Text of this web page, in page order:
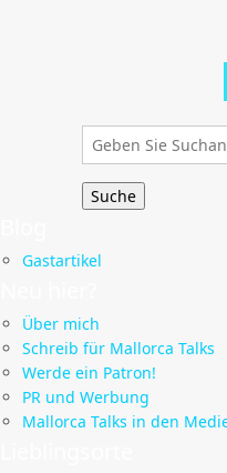
Suchen
nach:
Gastartikel
Über mich
Schreib für Mallorca Talks
Werde ein Patron!
PR und Werbung
Mallorca Talks in den